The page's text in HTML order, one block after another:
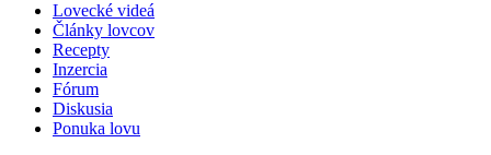
Lovecké videá
Články lovcov
Recepty
Inzercia
Fórum
Diskusia
Ponuka lovu